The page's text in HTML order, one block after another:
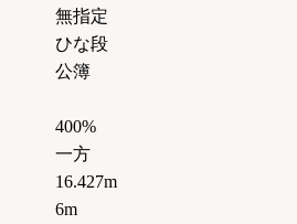
無指定
ひな段
公簿
400%
一方
16.427m
6m